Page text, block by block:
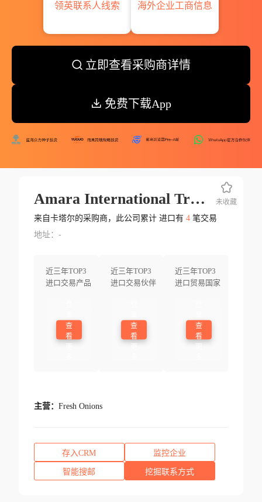
领英联系人线索
海外企业工商信息
立即查看采购商详情
免费下载App
Amara International Trading Contr
来自卡塔尔的采购商，此公司累计 进口有 4笔交易
地址：-
近三年TOP3
进口交易产品
查
看
近三年TOP3
进口交易伙伴
查
看
近三年TOP3
进口贸易国家
查
看
未收藏
主营： Fresh Onions
存入CRM 监控企业
智能搜邮 挖掘联系方式